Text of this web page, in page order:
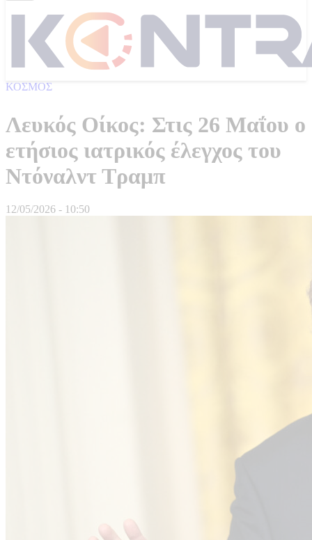
ΚΟΣΜΟΣ
Λευκός Οίκος: Στις 26 Μαΐου ο
ετήσιος ιατρικός έλεγχος του
Ντόναλντ Τραμπ
12/05/2026 - 10:50